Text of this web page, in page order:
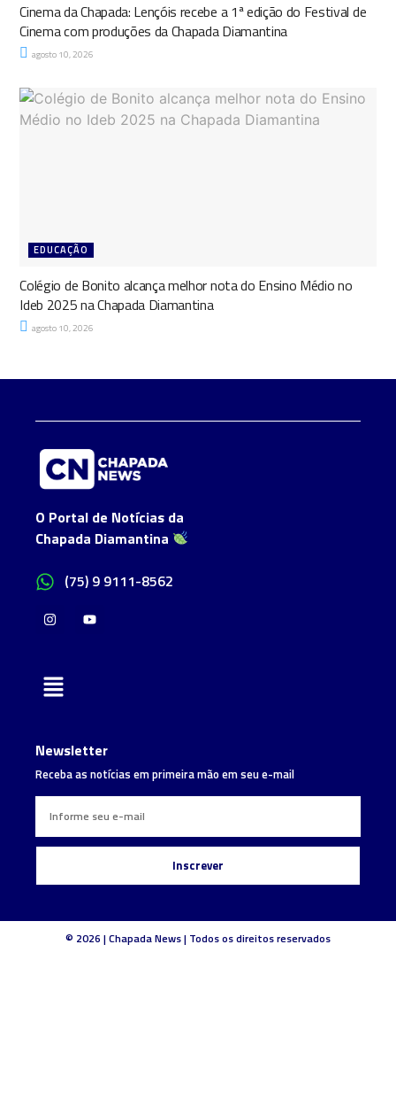
Cinema da Chapada: Lençóis recebe a 1ª edição do Festival de
Cinema com produções da Chapada Diamantina
agosto 10, 2026
EDUCAÇÃO
Colégio de Bonito alcança melhor nota do Ensino Médio no
Ideb 2025 na Chapada Diamantina
agosto 10, 2026
O Portal de Notícias da
Chapada Diamantina
(75) 9 9111-8562
Newsletter
Receba as notícias em primeira mão em seu e-mail
Inscrever
© 2026 | Chapada News | Todos os direitos reservados